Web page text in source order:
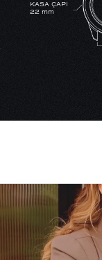
KASA ÇAPI
22 mm